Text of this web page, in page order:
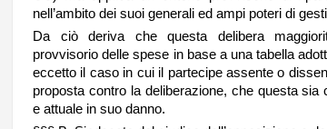
nell’ambito dei suoi generali ed ampi poteri di
Da ciò deriva che questa delibera
provvisorio delle spese in base a una tabella
eccetto il caso in cui il partecipe assente o
proposta contro la deliberazione, che questa
e attuale in suo danno.